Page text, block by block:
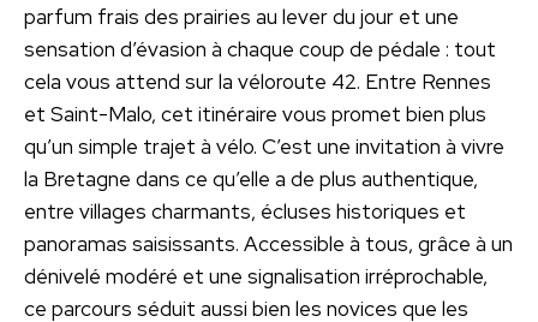
parfum frais des prairies au lever du jour et une
sensation d’évasion à chaque coup de pédale : tout
cela vous attend sur la véloroute 42. Entre Rennes
et Saint-Malo, cet itinéraire vous promet bien plus
qu’un simple trajet à vélo. C’est une invitation à vivre
la Bretagne dans ce qu’elle a de plus authentique,
entre villages charmants, écluses historiques et
panoramas saisissants. Accessible à tous, grâce à un
dénivelé modéré et une signalisation irréprochable,
ce parcours séduit aussi bien les novices que les